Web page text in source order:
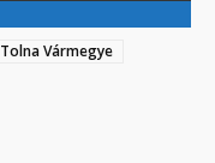
Tolna Vármegye